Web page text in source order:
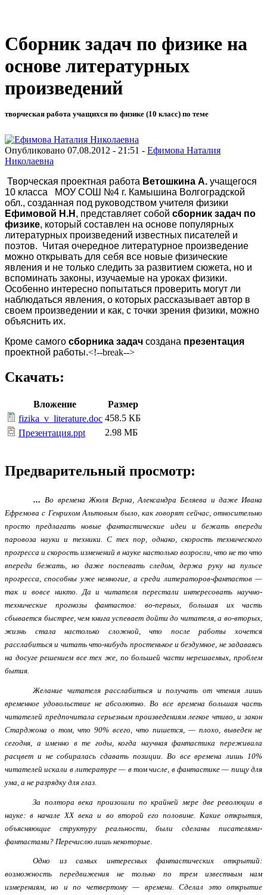
Сборник задач по физике на
основе литературных
произведений
творческая работа учащихся по физике (10 класс) по теме
Опубликовано 07.08.2012 - 21:51 - Ефимова Наталия
Николаевна
Творческая проектная работа Ветошкина А. учащегося
10 класса МОУ СОШ №4 г. Камышина Волгоградской
обл., созданная под руководством учителя физики
Ефимовой Н.Н , представляет собой сборник задач по
физике, который составлен на основе популярных
литературных произведений известных писателей и
поэтов. Читая очередное литературное произведение
можно открывать для себя все новые физические
явления и не только следить за развитием сюжета, но и
вспоминать законы, изучаемые на уроках физики.
Особенно интересно попытаться проверить могут ли
наблюдаться явления, о которых рассказывает автор в
своем произведении и как, с точки зрения физики, можно
объяснить их.
Кроме самого сборника задач создана презентация
проектной работы.<!--break-->
Скачать:
Вложение
Размер
fizika_v_literature.doc 458.5 КБ
Презентация.ppt
2.98 МБ
Предварительный просмотр:
…Во времена Жюля Верна, Александра Беляева и даже Ивана
Ефремова с Генрихом Альтовым было, как говорят сейчас, относительно
просто предлагать новые фантастические идеи и бежать впереди
паровоза науки и техники. С тех пор, однако, скорость технического
прогресса и скорость изменений в науке настолько возросли, что не то что
впереди бежать, но даже поспевать следом, держа руку на пульсе
прогресса, способны уже немногие, а среди литераторов-фантастов —
так и вовсе никто. Да и читателя перестали интересовать научно-
технические прогнозы фантастов: во-первых, большая их часть
сбывается быстрее, чем книга успевает дойти до читателя, а во-вторых,
жизнь стала настолько сложной, что после работы хочется
расслабиться и читать что-нибудь простенькое и бездумное, не задаваясь
на досуге решением все тех же, по большей части нерешаемых, проблем
бытия.
Желание читателя расслабиться и получать от чтения лишь
временное удовольствие не абсолютно. Во все времена большая часть
читателей предпочитала серьезным произведениям легкое чтиво, и закон
Старджона о том, что 90% всего, что пишется, — плохо, выведен не
сегодня, а именно в те годы, когда научная фантастика переживала
расцвет и не собиралась сдавать позиции. Во все времена лишь 10%
читателей искали в литературе — в том числе, в фантастике — пищу для
ума, а не разрядку для глаз.
За полтора века произошли по крайней мере две революции в
науке: в начале ХХ века и во второй его половине. Какие открытия,
объясняющие структуру реальности, были сделаны писателями-
фантастами? Перечислю лишь некоторые.
Одно из самых интересных фантастических открытий:
возможность передвижения не только по трем известным нам
измерениям, но и по четвертому — времени. Сделал это открытие